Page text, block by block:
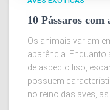
10 Pássaros
Os animais variam
aparência. Enquanto
de aspecto liso,
possuem
no reino das aves,